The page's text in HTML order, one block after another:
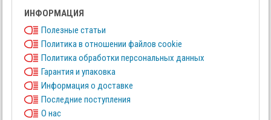
ИНФОРМАЦИЯ
Полезные статьи
Политика в отношении файлов cookie
Политика обработки персональных данных
Гарантия и упаковка
Информация о доставке
Последние поступления
О нас